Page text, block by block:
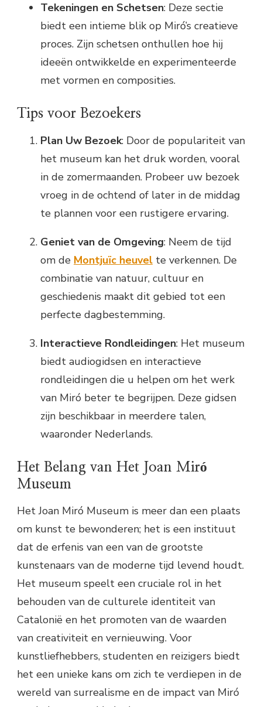
Tekeningen en Schetsen: Deze sectie
biedt een intieme blik op Miró’s creatieve
proces. Zijn schetsen onthullen hoe hij
ideeën ontwikkelde en experimenteerde
met vormen en composities.
Tips voor Bezoekers
Plan Uw Bezoek: Door de populariteit van
het museum kan het druk worden, vooral
in de zomermaanden. Probeer uw bezoek
vroeg in de ochtend of later in de middag
te plannen voor een rustigere ervaring.
Geniet van de Omgeving: Neem de tijd
om de Montjuïc heuvel te verkennen. De
combinatie van natuur, cultuur en
geschiedenis maakt dit gebied tot een
perfecte dagbestemming.
Interactieve Rondleidingen: Het museum
biedt audiogidsen en interactieve
rondleidingen die u helpen om het werk
van Miró beter te begrijpen. Deze gidsen
zijn beschikbaar in meerdere talen,
waaronder Nederlands.
Het Belang van Het Joan Miró
Museum
Het Joan Miró Museum is meer dan een plaats
om kunst te bewonderen; het is een instituut
dat de erfenis van een van de grootste
kunstenaars van de moderne tijd levend houdt.
Het museum speelt een cruciale rol in het
behouden van de culturele identiteit van
Catalonië en het promoten van de waarden
van creativiteit en vernieuwing. Voor
kunstliefhebbers, studenten en reizigers biedt
het een unieke kans om zich te verdiepen in de
wereld van surrealisme en de impact van Miró